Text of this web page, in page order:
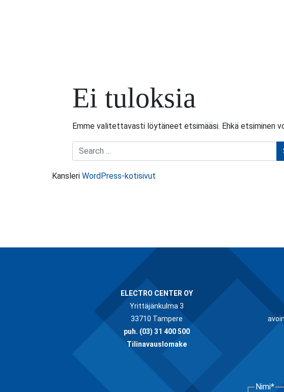
Ei tuloksia
Emme valitettavasti löytäneet etsimääsi. Ehkä etsiminen
Search
Kansleri WordPress-kotisivut
ELECTRO CENTER OY
Yrittäjänkulma 3
33710 Tampere
puh. (03) 31 400 500
Tilinavauslomake
Nimi*